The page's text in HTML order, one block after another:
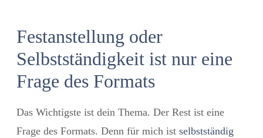
Festanstellung oder
Selbstständigkeit ist nur eine
Frage des Formats
Das Wichtigste ist dein Thema. Der Rest ist eine
Frage des Formats. Denn für mich ist selbstständig